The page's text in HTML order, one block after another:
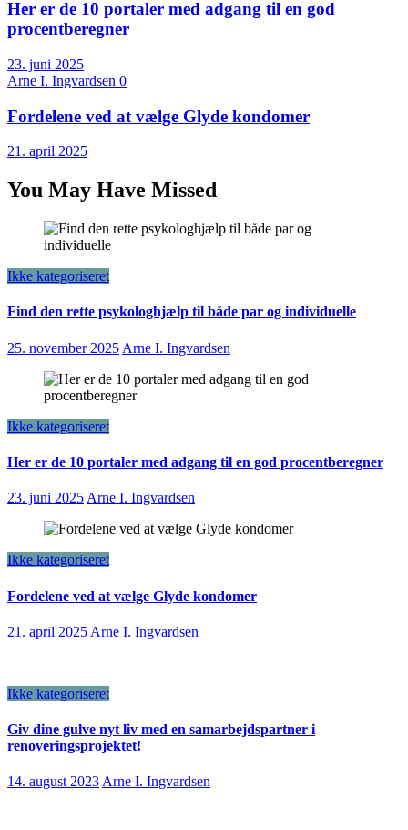
Her er de 10 portaler med adgang til en god
procentberegner
23. juni 2025
Arne I. Ingvardsen 0
Fordelene ved at vælge Glyde kondomer
21. april 2025
You May Have Missed
Ikke kategoriseret
Find den rette psykologhjælp til både par og individuelle
25. november 2025 Arne I. Ingvardsen
Ikke kategoriseret
Her er de 10 portaler med adgang til en god procentberegner
23. juni 2025 Arne I. Ingvardsen
Ikke kategoriseret
Fordelene ved at vælge Glyde kondomer
21. april 2025 Arne I. Ingvardsen
Ikke kategoriseret
Giv dine gulve nyt liv med en samarbejdspartner i
renoveringsprojektet!
14. august 2023 Arne I. Ingvardsen